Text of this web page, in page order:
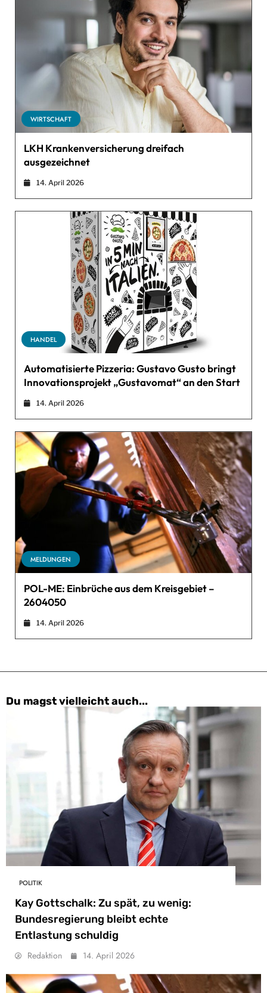
WIRTSCHAFT
LKH Krankenversicherung dreifach
ausgezeichnet
14. April 2026
HANDEL
Automatisierte Pizzeria: Gustavo Gusto bringt
Innovationsprojekt „Gustavomat“ an den Start
14. April 2026
MELDUNGEN
POL-ME: Einbrüche aus dem Kreisgebiet –
2604050
14. April 2026
Du magst vielleicht auch...
POLITIK
Kay Gottschalk: Zu spät, zu wenig:
Bundesregierung bleibt echte
Entlastung schuldig
Redaktion 14. April 2026